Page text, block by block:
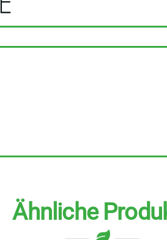
10
Stück
Ähnliche